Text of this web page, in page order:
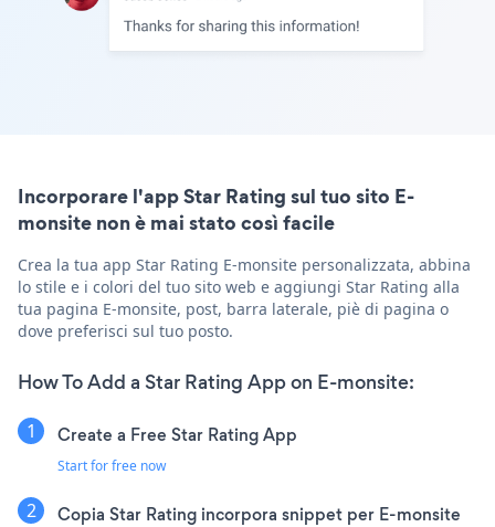
Incorporare l'app Star Rating sul tuo sito E-
monsite non è mai stato così facile
Crea la tua app Star Rating E-monsite personalizzata, abbina
lo stile e i colori del tuo sito web e aggiungi Star Rating alla
tua pagina E-monsite, post, barra laterale, piè di pagina o
dove preferisci sul tuo posto.
How To Add a Star Rating App on E-monsite:
Create a Free Star Rating App
Start for free now
Copia Star Rating incorpora snippet per E-monsite